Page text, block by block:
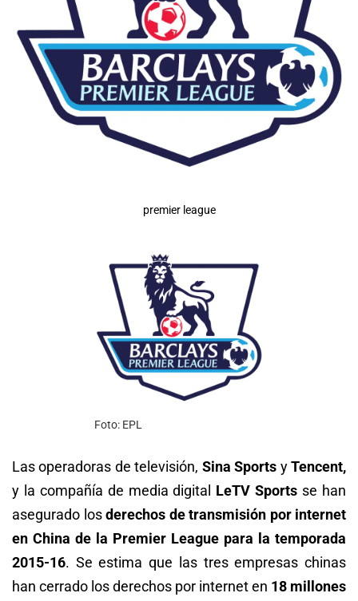
premier league
Foto: EPL
Las operadoras de televisión, Sina Sports yTencent,
y la compañía de media digital LeTV Sports se han
asegurado losderechos de transmisión por internet
en China de la Premier League para la temporada
2015-16. Se estima que las tres empresas chinas
han cerrado los derechos por internet en 18 millones